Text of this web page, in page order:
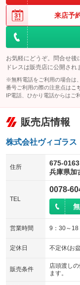
USB入力端子
100V電源
：装備なし
センターデフロック
レンタカーアップ
：装備なし
電動格納ミラー
：装備なし
：装備なし
HID(キセノンライト)
：装備なし
バックカメラ
：装備なし
：装備なし
ローダウン
：装備なし
パワーシート
：装備なし
：装備なし
チップアップシート
：装備なし
電動格納サードシート
：装備なし
電動リアゲート
：装備なし
シートエアコン
：装備なし
サイドカメラ
エアサスペンション
：装備なし
来店予
お気軽にどうぞ。問合せ後
ドレスは販売店に公開され
※無料電話をご利用の場合は
番号ご利用の際の注意点は こ
IP電話、ひかり電話からはご
販売店情報
株式会社ヴィゴラス
住所
675-0163
兵庫県加
TEL
0078-
営業時間 9：30～18
定休日 不定休(お
販売条件
店頭渡し
ます。